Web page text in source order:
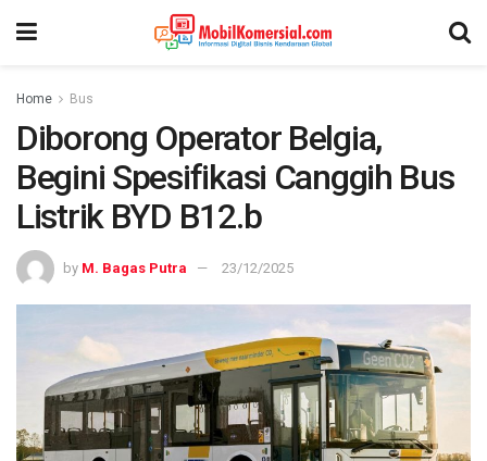
Home Bus
Diborong Operator Belgia,
Begini Spesifikasi Canggih Bus
Listrik BYD B12.b
by M. Bagas Putra 23/12/2025